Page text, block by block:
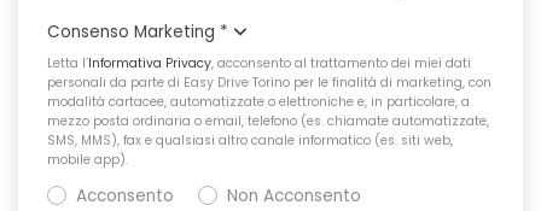
Consenso Marketing *
Letta l’Informativa Privacy, acconsento al trattamento dei miei dati
personali da parte di Easy Drive Torino per le finalità di marketing, con
modalità cartacee, automatizzate o elettroniche e, in particolare, a
mezzo posta ordinaria o email, telefono (es. chiamate automatizzate,
SMS, MMS), fax e qualsiasi altro canale informatico (es. siti web,
mobile app).
Acconsento Non Acconsento